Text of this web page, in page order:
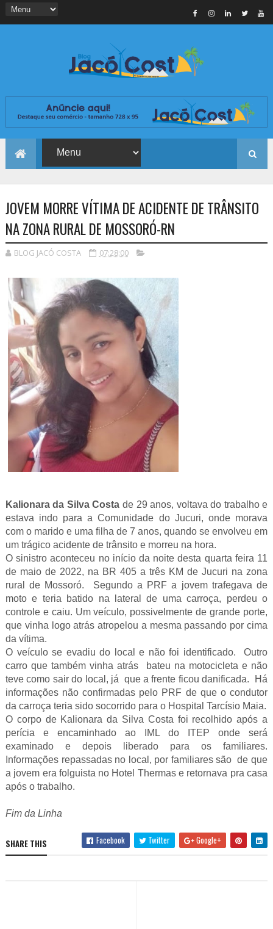
JOVEM MORRE VÍTIMA DE ACIDENTE DE TRÂNSITO
NA ZONA RURAL DE MOSSORÓ-RN
BLOG JACÓ COSTA 07:28:00
Kalionara da Silva Costa de 29 anos, voltava do trabalho e
estava indo para a Comunidade do Jucuri, onde morava
com o marido e uma filha de 7 anos, quando se envolveu em
um trágico acidente de trânsito e morreu na hora.
O sinistro aconteceu no início da noite desta quarta feira 11
de maio de 2022, na BR 405 a três KM de Jucuri na zona
rural de Mossoró. Segundo a PRF a jovem trafegava de
moto e teria batido na lateral de uma carroça, perdeu o
controle e caiu. Um veículo, possivelmente de grande porte,
que vinha logo atrás atropelou a mesma passando por cima
da vítima.
O veículo se evadiu do local e não foi identificado. Outro
carro que também vinha atrás bateu na motocicleta e não
teve como sair do local, já que a frente ficou danificada. Há
informações não confirmadas pelo PRF de que o condutor
da carroça teria sido socorrido para o Hospital Tarcísio Maia.
O corpo de Kalionara da Silva Costa foi recolhido após a
perícia e encaminhado ao IML do ITEP onde será
examinado e depois liberado para os familiares.
Informações repassadas no local, por familiares são de que
a jovem era folguista no Hotel Thermas e retornava pra casa
após o trabalho.
Fim da Linha
SHARE THIS Facebook Twitter Google+